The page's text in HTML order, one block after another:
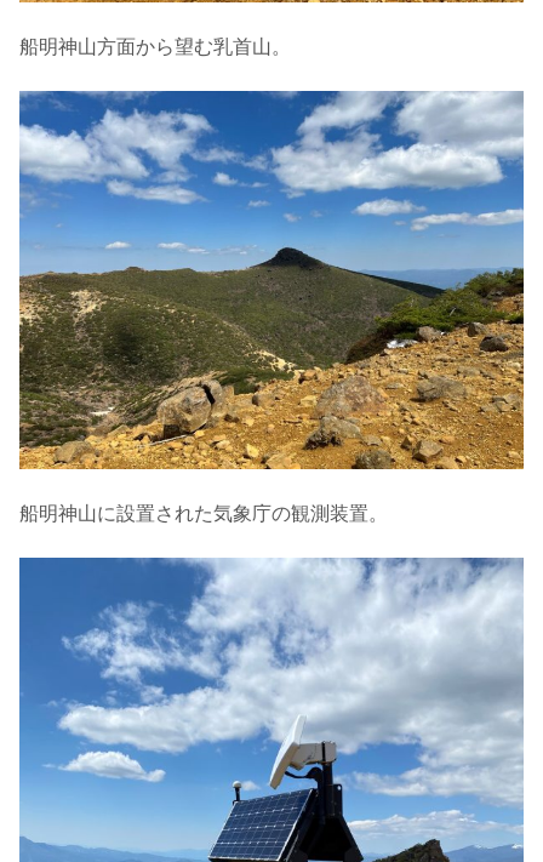
船明神山方面から望む乳首山。
船明神山に設置された気象庁の観測装置。